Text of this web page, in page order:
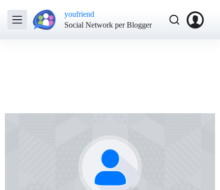
youfriend
Social Network per Blogger